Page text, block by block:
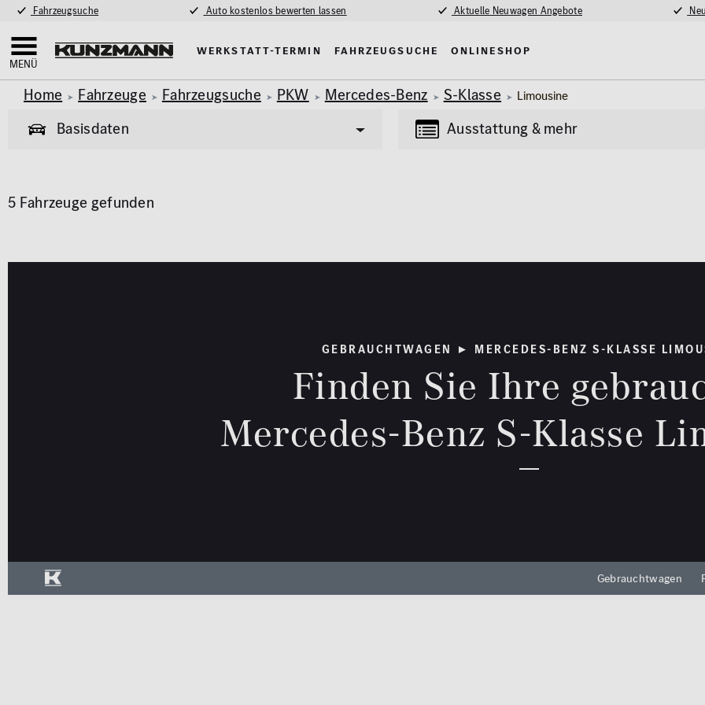
Fahrzeugsuche Auto kostenlos bewerten lassen Aktuelle Neuwagen Angebote
MENÜ
Werkstatt-Termin Fahrzeugsuche Onlineshop
Home Fahrzeuge Fahrzeugsuche PKW Mercedes-Benz S-Klasse Limousine
Basisdaten Ausstattung & mehr
Roadster
Kleinwagen
Kilometer
0 km
Garantie
Rückfahrkamera
Schiebedach
Sitzheizung
MB Rent Fahrzeug
5 Fahrzeuge gefunden
GEBRAUCHTWAGEN ► MERCEDES-BENZ S-KLASSE
Finden Sie Ihre
Mercedes-Benz S-Klasse
Gebrauchtwagen